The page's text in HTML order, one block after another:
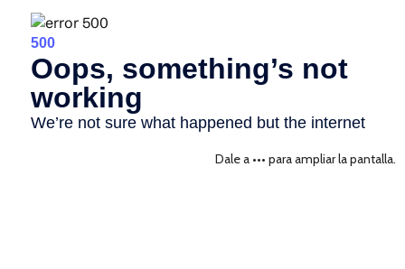
Dale a ••• para ampliar la pantalla.